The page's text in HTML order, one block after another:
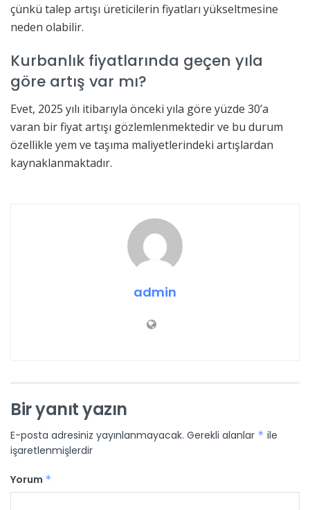
çünkü talep artışı üreticilerin fiyatları yükseltmesine
neden olabilir.
Kurbanlık fiyatlarında geçen yıla
göre artış var mı?
Evet, 2025 yılı itibarıyla önceki yıla göre yüzde 30’a
varan bir fiyat artışı gözlemlenmektedir ve bu durum
özellikle yem ve taşıma maliyetlerindeki artışlardan
kaynaklanmaktadır.
admin
Bir yanıt yazın
E-posta adresiniz yayınlanmayacak. Gerekli alanlar * ile
işaretlenmişlerdir
Yorum *